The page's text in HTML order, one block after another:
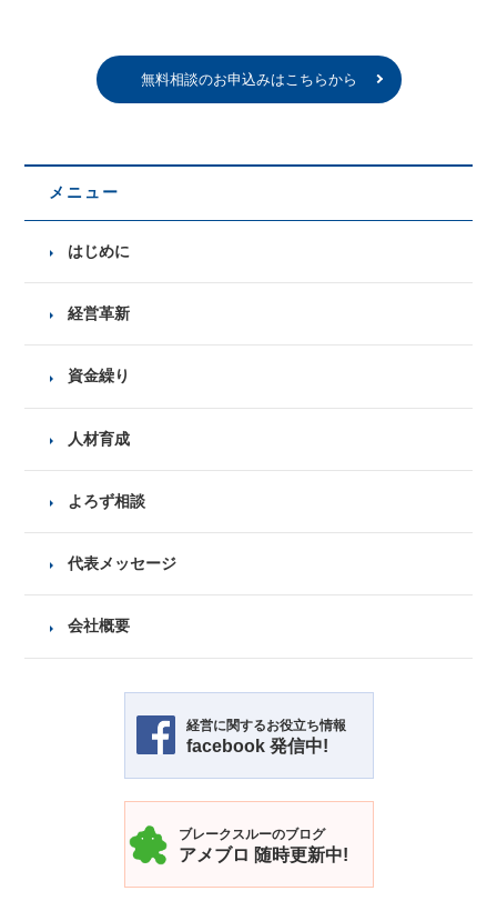
無料相談のお申込みはこちらから
メニュー
はじめに
経営革新
資金繰り
人材育成
よろず相談
代表メッセージ
会社概要
経営に関するお役立ち情報
facebook 発信中!
ブレークスルーのブログ
アメブロ 随時更新中!